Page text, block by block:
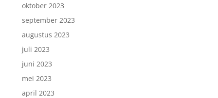
oktober 2023
september 2023
augustus 2023
juli 2023
juni 2023
mei 2023
april 2023